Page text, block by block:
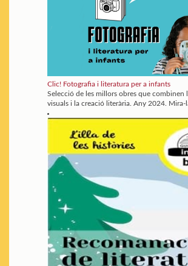
Clic! Fotografia i literatura per a infants
Selecció de les millors obres que combinen
visuals i la creació literària. Any 2024. Mira-